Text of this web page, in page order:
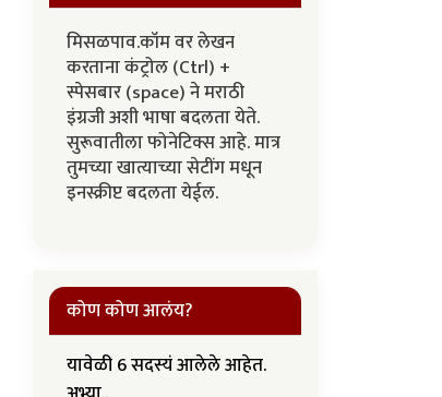
मिसळपाव.कॉम वर लेखन
करताना कंट्रोल (Ctrl) +
स्पेसबार (space) ने मराठी
इंग्रजी अशी भाषा बदलता येते.
सुरूवातीला फोनेटिक्स आहे. मात्र
तुमच्या खात्याच्या सेटींग मधून
इनस्क्रीप्ट बदलता येईल.
कोण कोण आलंय?
यावेळी 6 सदस्यं आलेले आहेत.